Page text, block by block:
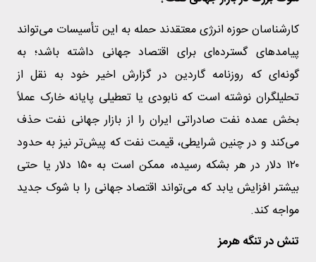
کارشناسان حوزه انرژی معتقدند حمله به این تأسیسات می‌تواند
پیامدهای گسترده‌ای برای اقتصاد جهانی داشته باشد؛ به
گونه‌ای که روزنامه گاردین در گزارش اخیر خود به نقل از
تحلیلگران نوشته است که نابودی یا تعطیلی پایانه خارک عملاً
بخش عمده نفت صادراتی ایران را از بازار جهانی نفت حذف
می‌کند و در چنین شرایطی، قیمت نفت که پیش‌تر نیز به حدود
۱۲۰ دلار در هر بشکه رسیده، ممکن است به ۱۵۰ دلار یا حتی
بیشتر افزایش یابد که می‌تواند اقتصاد جهانی را با شوک جدید
مواجه کند.
تنش در تنگه هرمز